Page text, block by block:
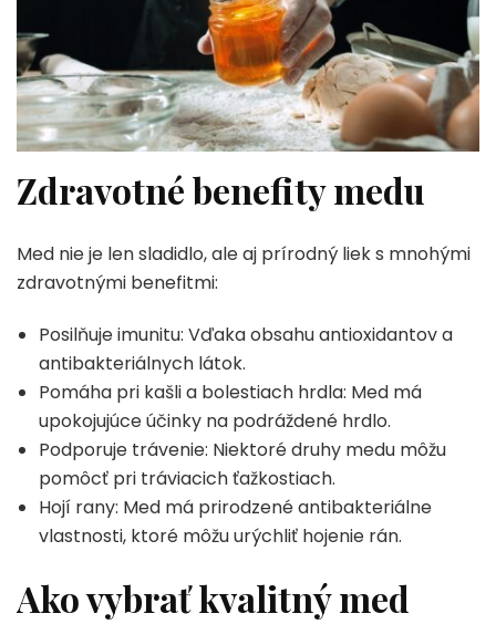
Zdravotné benefity medu
Med nie je len sladidlo, ale aj prírodný liek s mnohými
zdravotnými benefitmi:
Posilňuje imunitu: Vďaka obsahu antioxidantov a
antibakteriálnych látok.
Pomáha pri kašli a bolestiach hrdla: Med má
upokojujúce účinky na podráždené hrdlo.
Podporuje trávenie: Niektoré druhy medu môžu
pomôcť pri tráviacich ťažkostiach.
Hojí rany: Med má prirodzené antibakteriálne
vlastnosti, ktoré môžu urýchliť hojenie rán.
Ako vybrať kvalitný med